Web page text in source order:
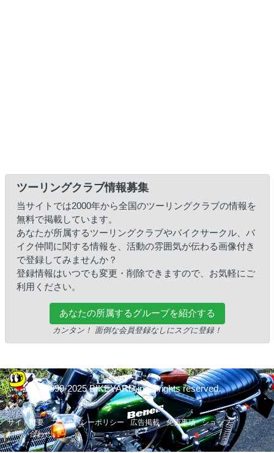
ツーリングクラブ情報募集
当サイトでは2000年から全国のツーリングクラブの情報を
無料で掲載しています。
あなたが所属するツーリングクラブやバイクサークル、バ
イク仲間に関する情報を、活動の雰囲気が伝わる画像付き
で登録してみませんか？
登録情報はいつでも変更・削除できますので、お気軽にご
利用ください。
あなたの所属するグループを紹介する
カンタン！ 面倒な会員登録なしにスグに登録！
© 1999-2025 BIKEYARD.jp All rights reserved.
サイト概要 プライバシーポリシー 広告掲載 免責事項
ショップ
お問い合わせ